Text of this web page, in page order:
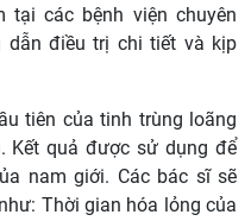
tại các bệnh viện chuyên
dẫn điều trị chi tiết và kịp
tiên của tinh trùng loãng
Kết quả được sử dụng để
nam giới. Các bác sĩ sẽ
Thời gian hóa lỏng của